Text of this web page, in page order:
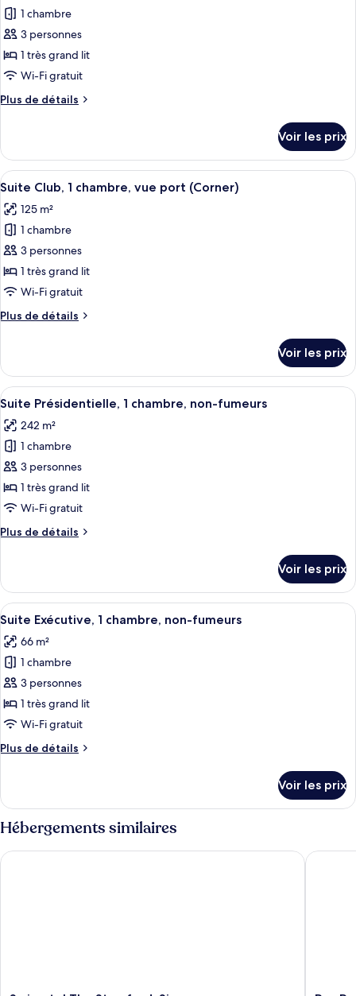
Junior,
lits
doubles
photos
pour
ce
type
chambre :
chambre
1 chambre
3 personnes
1 très grand lit
Wi-Fi gratuit
Plus de détails
Plus
le
type
de
Suite
Junior,
chambre
Voir les prix
Afficher
toutes
les
photos
pour
ce
type
chambre :
chambre,
vue
port
(Corner)
Une chambre d’hôtel avec une
9
Suite Club, 1 chambre, vue port (Corner)
125 m²
1 chambre
3 personnes
1 très grand lit
Wi-Fi gratuit
Plus de détails
Plus
le
type
de
Suite
Club,
chambre,
vue
port
(Corner)
Voir les prix
Afficher
toutes
les
photos
pour
ce
type
chambre :
chambre,
non-
fumeurs
Une chambre d’hôtel moderne
9
Suite Présidentielle, 1 chambre, non-fumeurs
242 m²
1 chambre
3 personnes
1 très grand lit
Wi-Fi gratuit
Plus de détails
Plus
le
type
de
Suite
Présidentielle,
chambre,
non-
fumeurs
Voir les prix
Afficher
toutes
les
photos
pour
ce
type
chambre :
chambre,
non-
fumeurs
Une chambre d’hôtel avec un grand
6
Suite Exécutive, 1 chambre, non-fumeurs
66 m²
1 chambre
3 personnes
1 très grand lit
Wi-Fi gratuit
Plus de détails
Plus
le
type
de
Suite
Voir les prix
Hébergements similaires
Swissotel The Stamford, Singapore Pan